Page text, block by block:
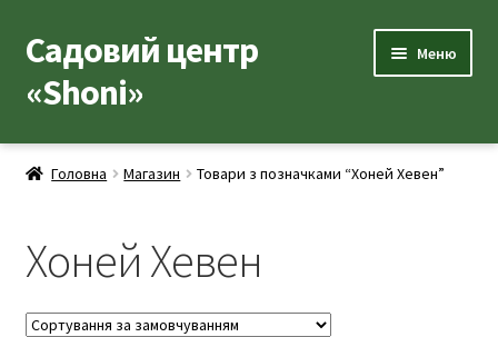
Перейти
до
навігації
Перейти
до
вмісту
Садовий центр
«Shoni»
Меню
Каталог товарів
Допоміжні товари
Контакти
Головна Магазин Товари з позначками “Хоней Хевен”
Хоней Хевен